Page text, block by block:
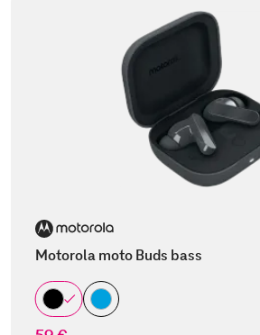
Motorola moto Buds bass